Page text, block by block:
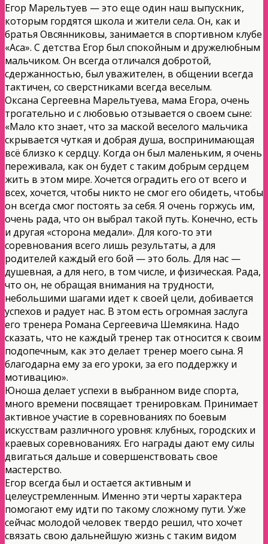
Егор Марельтуев — это еще один наш выпускник,
которым гордятся школа и жители села. Он, как и
братья Овсянниковы, занимается в спортивном клубе
«Аса». С детства Егор был спокойным и дружелюбным
мальчиком. Он всегда отличался добротой,
сдержанностью, был уважителен, в общении всегда
тактичен, со сверстниками всегда веселым.
Оксана Сергеевна Марельтуева, мама Егора, очень
трогательно и с любовью отзывается о своем сыне:
«Мало кто знает, что за маской веселого мальчика
скрывается чуткая и добрая душа, воспринимающая
всё близко к сердцу. Когда он был маленьким, я очень
переживала, как он будет с таким добрым сердцем
жить в этом мире. Хочется оградить его от всего и
всех, хочется, чтобы никто не смог его обидеть, чтобы
он всегда смог постоять за себя. Я очень горжусь им,
очень рада, что он выбрал такой путь. Конечно, есть
и другая «сторона медали». Для кого-то эти
соревнования всего лишь результаты, а для
родителей каждый его бой — это боль. Для нас —
душевная, а для него, в том числе, и физическая. Рада,
что он, не обращая внимания на трудности,
небольшими шагами идет к своей цели, добивается
успехов и радует нас. В этом есть огромная заслуга
его тренера Романа Сергеевича Шемякина. Надо
сказать, что не каждый тренер так относится к своим
подопечным, как это делает тренер моего сына. Я
благодарна ему за его уроки, за его поддержку и
мотивацию».
Юноша делает успехи в выбранном виде спорта,
много времени посвящает тренировкам. Принимает
активное участие в соревнованиях по боевым
искусствам различного уровня: клубных, городских и
краевых соревнованиях. Его награды дают ему силы
двигаться дальше и совершенствовать свое
мастерство.
Егор всегда был и остается активным и
целеустремленным. Именно эти черты характера
помогают ему идти по такому сложному пути. Уже
сейчас молодой человек твердо решил, что хочет
связать свою дальнейшую жизнь с таким видом